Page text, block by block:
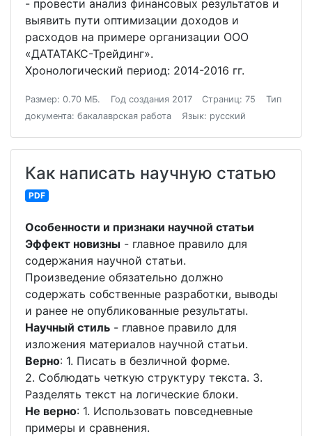
- провести анализ финансовых результатов и
выявить пути оптимизации доходов и
расходов на примере организации ООО
«ДАТАТАКС-Трейдинг».
Хронологический период: 2014-2016 гг.
Размер: 0.70 МБ. Год создания 2017 Страниц: 75
Тип
документа: бакалаврская работа
Язык: русский
Как написать научную статью
PDF
Особенности и признаки научной статьи
Эффект новизны - главное правило для
содержания научной статьи.
Произведение обязательно должно
содержать собственные разработки, выводы
и ранее не опубликованные результаты.
Научный стиль - главное правило для
изложения материалов научной статьи.
Верно: 1. Писать в безличной форме.
2. Соблюдать четкую структуру текста. 3.
Разделять текст на логические блоки.
Не верно: 1. Использовать повседневные
примеры и сравнения.